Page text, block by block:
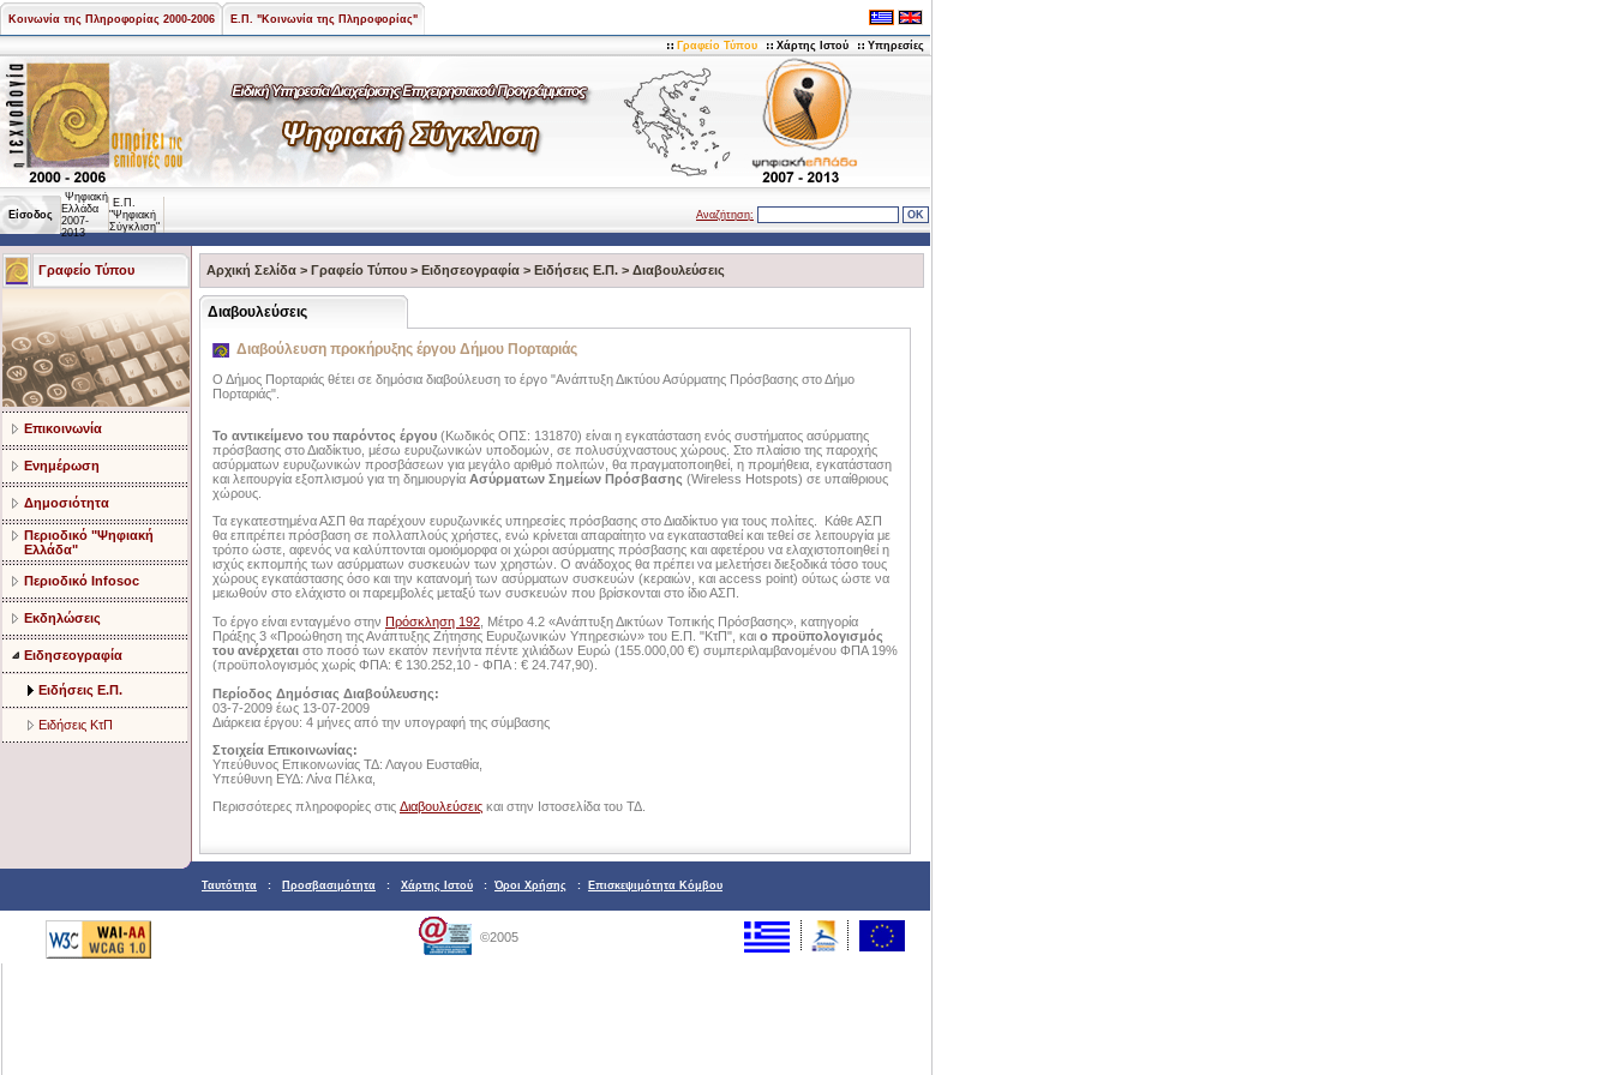
Κοινωνία της Πληροφορίας 2000-2006 Ε.Π. "Κοινωνία της Πληροφορίας"
Γραφείο Τύπου Χάρτης Ιστού Υπηρεσίες
Είσοδος
Ψηφιακή
Ελλάδα
2007-
2013
Ε.Π.
"Ψηφιακή
Σύγκλιση"
Αναζήτηση:
Γραφείο Τύπου
Επικοινωνία
Ενημέρωση
Δημοσιότητα
Περιοδικό "Ψηφιακή
Ελλάδα"
Περιοδικό Infosoc
Εκδηλώσεις
Ειδησεογραφία
Ειδήσεις Ε.Π.
Ειδήσεις ΚτΠ
Αρχική Σελίδα > Γραφείο Τύπου > Ειδησεογραφία > Ειδήσεις Ε.Π. > Διαβουλεύσεις
Διαβουλεύσεις
Διαβούλευση προκήρυξης έργου Δήμου Πορταριάς
Ο Δήμος Πορταριάς θέτει σε δημόσια διαβούλευση το έργο "Ανάπτυξη Δικτύου Ασύρματης Πρόσβασης στο Δήμο
Πορταριάς".
Το αντικείμενο του παρόντος έργου (Κωδικός ΟΠΣ: 131870) είναι η εγκατάσταση ενός συστήματος ασύρματης
πρόσβασης στο Διαδίκτυο, μέσω ευρυζωνικών υποδομών, σε πολυσύχναστους χώρους. Στo πλαίσιο της παροχής
ασύρματων ευρυζωνικών προσβάσεων για μεγάλο αριθμό πολιτών, θα πραγματοποιηθεί, η προμήθεια, εγκατάσταση
και λειτουργία εξοπλισμού για τη δημιουργία Ασύρματων Σημείων Πρόσβασης (Wireless Hotspots) σε υπαίθριους
χώρους.
Τα εγκατεστημένα ΑΣΠ θα παρέχουν ευρυζωνικές υπηρεσίες πρόσβασης στο Διαδίκτυο για τους πολίτες. Κάθε ΑΣΠ
θα επιτρέπει πρόσβαση σε πολλαπλούς χρήστες, ενώ κρίνεται απαραίτητο να εγκατασταθεί και τεθεί σε λειτουργία με
τρόπο ώστε, αφενός να καλύπτονται ομοιόμορφα οι χώροι ασύρματης πρόσβασης και αφετέρου να ελαχιστοποιηθεί η
ισχύς εκπομπής των ασύρματων συσκευών των χρηστών. Ο ανάδοχος θα πρέπει να μελετήσει διεξοδικά τόσο τους
χώρους εγκατάστασης όσο και την κατανομή των ασύρματων συσκευών (κεραιών, και access point) ούτως ώστε να
μειωθούν στο ελάχιστο οι παρεμβολές μεταξύ των συσκευών που βρίσκονται στο ίδιο ΑΣΠ.
Το έργο είναι ενταγμένο στην Πρόσκληση 192 , Μέτρο 4.2 «Ανάπτυξη Δικτύων Τοπικής Πρόσβασης», κατηγορία
Πράξης 3 «Προώθηση της Ανάπτυξης Ζήτησης Ευρυζωνικών Υπηρεσιών» του Ε.Π. "ΚτΠ", και ο προϋπολογισμός
του ανέρχεται στο ποσό των εκατόν πενήντα πέντε χιλιάδων Ευρώ (155.000,00 €) συμπεριλαμβανομένου ΦΠΑ 19%
(προϋπολογισμός χωρίς ΦΠΑ: € 130.252,10 - ΦΠΑ : € 24.747,90).
Περίοδος Δημόσιας Διαβούλευσης:
03-7-2009 έως 13-07-2009
Διάρκεια έργου: 4 μήνες από την υπογραφή της σύμβασης
Στοιχεία Επικοινωνίας:
Υπεύθυνος Επικοινωνίας ΤΔ: Λαγου Ευσταθία,
Υπεύθυνη ΕΥΔ: Λίνα Πέλκα,
Περισσότερες πληροφορίες στις Διαβουλεύσεις και στην Ιστοσελίδα του ΤΔ.
Ταυτότητα : Προσβασιμότητα : Χάρτης Ιστού : Όροι Χρήσης : Επισκεψιμότητα Κόμβου
©2005